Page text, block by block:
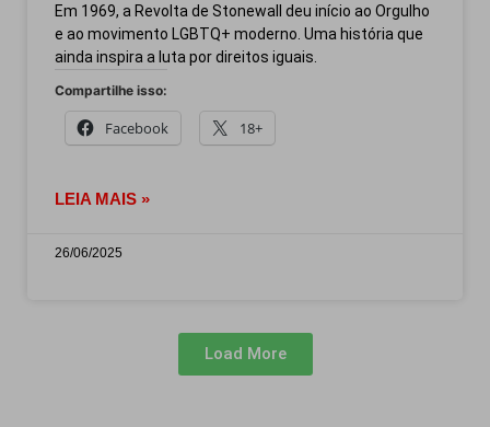
Em 1969, a Revolta de Stonewall deu início ao Orgulho
e ao movimento LGBTQ+ moderno. Uma história que
ainda inspira a luta por direitos iguais.
Compartilhe isso:
Facebook 18+
LEIA MAIS »
26/06/2025
Load More